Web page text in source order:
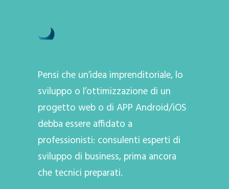
Pensi che un’idea imprenditoriale, lo
sviluppo o l’ottimizzazione di un
progetto web o di APP Android/iOS
debba essere affidato a
professionisti: consulenti esperti di
sviluppo di business, prima ancora
che tecnici preparati.